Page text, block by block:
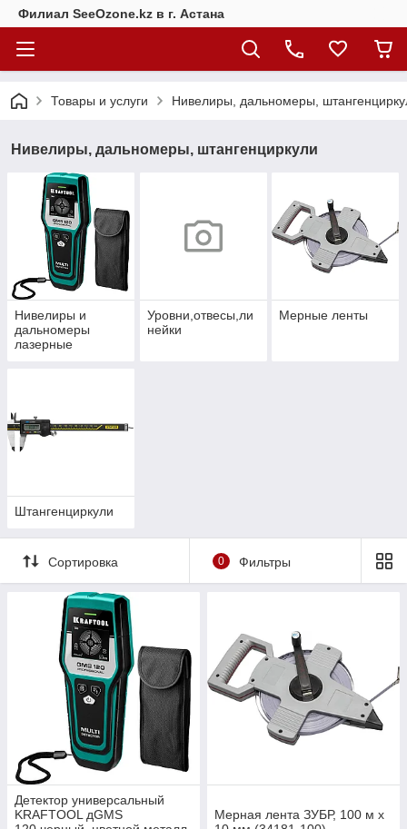
Филиал SeeOzone.kz в г. Астана
Товары и услуги Нивелиры, дальномеры,
Нивелиры, дальномеры, штангенциркули
Нивелиры и
дальномеры
лазерные
Уровни,отвесы,ли
нейки
Мерные ленты
Штангенциркули
Сортировка 0 Фильтры
Детектор универсальный
KRAFTOOL дGMS
Мерная лента ЗУБР, 100 м х